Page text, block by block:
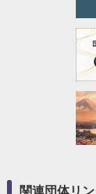
関連団体リ